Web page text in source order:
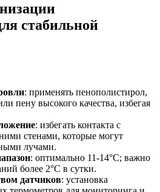
стабильной
: применять пенополистирол,
пену высокого качества, избегая
: избегать контакта с
стенами, которые могут
лучами.
: оптимально 11-14°C; важно
более 2°C в сутки.
датчиков: установка